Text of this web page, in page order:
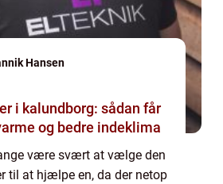
Hansen
i kalundborg: sådan får
og bedre indeklima
være svært at vælge den
til at hjælpe en, da der netop